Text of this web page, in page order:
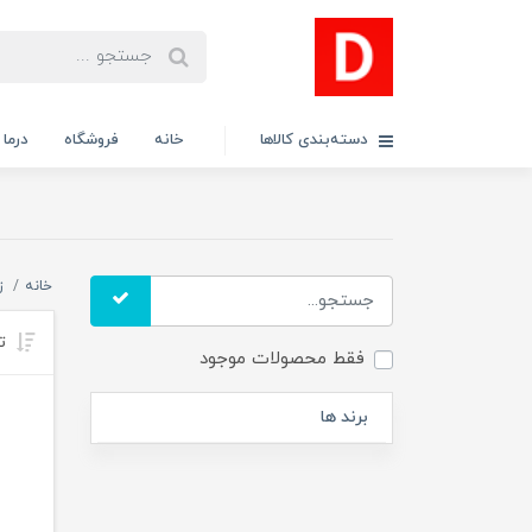
دسته‌بندی کالاها خانه فروشگاه
فقط محصولات موجود
برند ها
خانه